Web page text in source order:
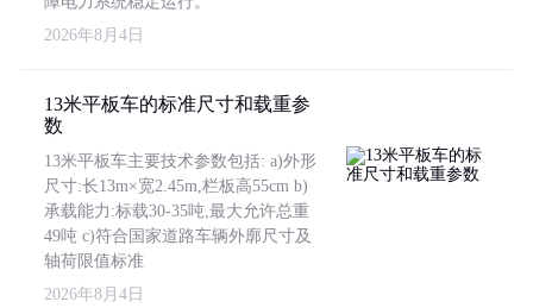
2026年8月4日
13米平板车的标准尺寸和载重参
数
13米平板车主要技术参数包括: a)外形
尺寸:长13m×宽2.45m,栏板高55cm b)
承载能力:标载30-35吨,最大允许总重
49吨 c)符合国家道路车辆外廓尺寸及
轴荷限值标准
2026年8月4日